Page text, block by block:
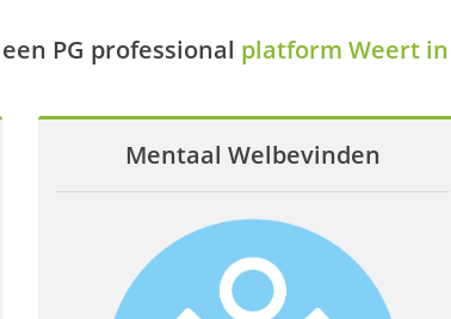
PG professional platform Weert
Mentaal Welbevinden